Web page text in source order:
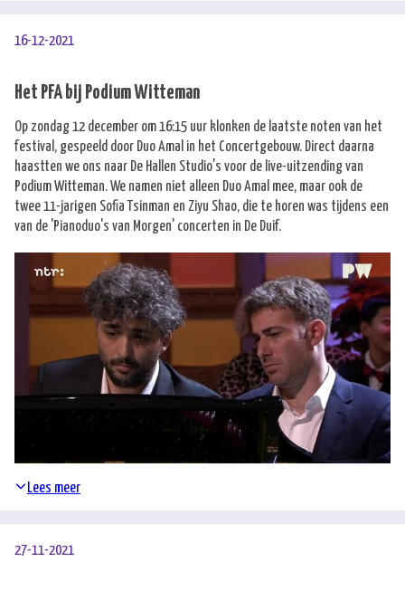
16-12-2021
Het PFA bij Podium Witteman
Op zondag 12 december om 16:15 uur klonken de laatste noten van het
festival, gespeeld door Duo Amal in het Concertgebouw. Direct daarna
haastten we ons naar De Hallen Studio's voor de live-uitzending van
Podium Witteman. We namen niet alleen Duo Amal mee, maar ook de
twee 11-jarigen Sofia Tsinman en Ziyu Shao, die te horen was tijdens een
van de 'Pianoduo's van Morgen' concerten in De Duif.
Lees meer
27-11-2021